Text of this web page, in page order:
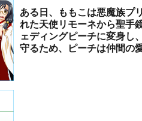
ある日、ももこは悪魔族プ
れた天使リモーネから聖手
ェディングピーチに変身し
守るため、ピーチは仲間の